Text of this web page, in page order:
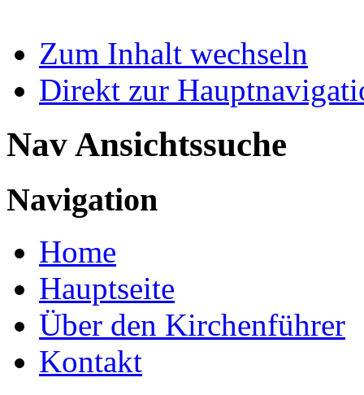
Zum Inhalt wechseln
Direkt zur
Nav Ansichtssuche
Navigation
Home
Hauptseite
Über den Kirchenführer
Kontakt